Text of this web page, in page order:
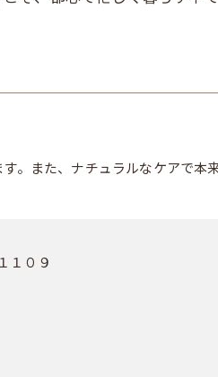
。また、ナチュラルなケアで本
１０９